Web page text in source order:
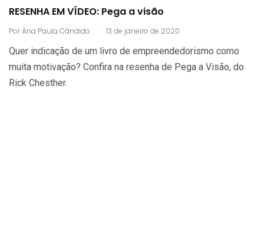
RESENHA EM VÍDEO: Pega a visão
PorAna Paula Cândido . 13 de janeiro de 2020
Quer indicação de um livro de empreendedorismo como
muita motivação? Confira na resenha de Pega a Visão, do
Rick Chesther.